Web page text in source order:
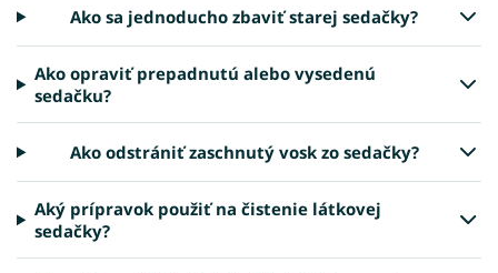
Ako sa jednoducho zbaviť starej sedačky?
Ako opraviť prepadnutú alebo vysedenú
sedačku?
Ako odstrániť zaschnutý vosk zo sedačky?
Aký prípravok použiť na čistenie látkovej
sedačky?